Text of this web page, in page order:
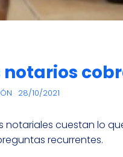
notarios
28/10/2021
notariales cuestan lo
recurrentes.